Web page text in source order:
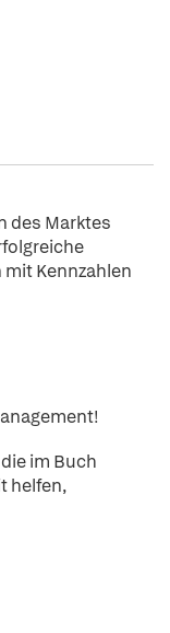
des Marktes
Kennzahlen
im Buch
helfen,